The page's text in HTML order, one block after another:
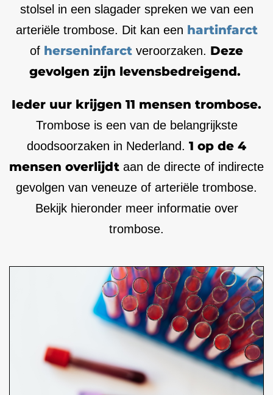
stolsel in een slagader spreken we van een
arteriële trombose. Dit kan een hartinfarct
of herseninfarct veroorzaken. Deze
gevolgen zijn levensbedreigend.
Ieder uur krijgen 11 mensen trombose.
Trombose is een van de belangrijkste
doodsoorzaken in Nederland. 1 op de 4
mensen overlijdt aan de directe of indirecte
gevolgen van veneuze of arteriële trombose.
Bekijk hieronder meer informatie over
trombose.